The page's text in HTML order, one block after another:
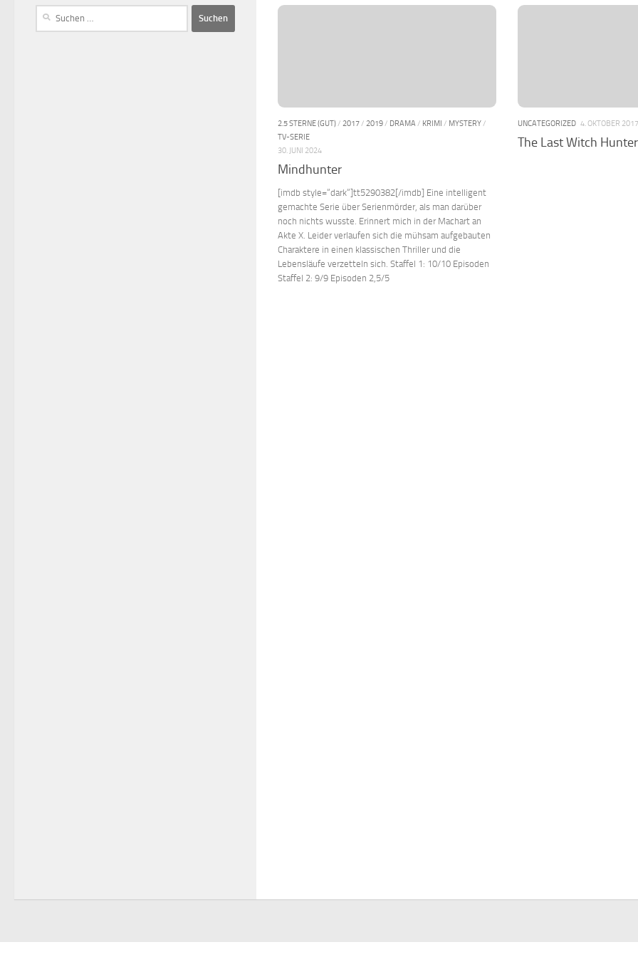
2.5 STERNE (GUT)/ 2017/ 2019/ DRAMA / KRIMI / MYSTERY/
TV-SERIE
30. JUNI 2024
Mindhunter
[imdb style=“dark“]tt5290382[/imdb] Eine intelligent
gemachte Serie über Serienmörder, als man darüber
noch nichts wusste. Erinnert mich in der Machart an
Akte X. Leider verlaufen sich die mühsam aufgebauten
Charaktere in einen klassischen Thriller und die
Lebensläufe verzetteln sich. Staffel 1: 10/10 Episoden
Staffel 2: 9/9 Episoden 2,5/5
UNCATEGORIZED 4. OKTOBER 2017
The Last Witch Hunter